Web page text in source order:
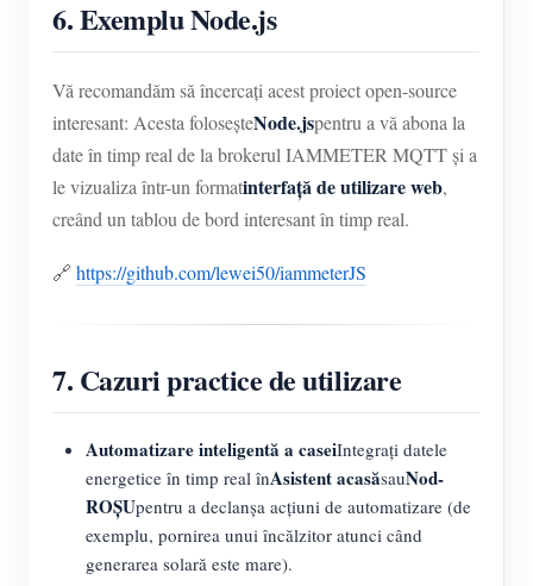
6. Exemplu Node.js
Vă recomandăm să încercați acest proiect open-source
interesant: Acesta foloseșteNode.jspentru a vă abona la
date în timp real de la brokerul IAMMETER MQTT și a
le vizualiza într-un formatinterfață de utilizare web,
creând un tablou de bord interesant în timp real.
🔗 https://github.com/lewei50/iammeterJS
7. Cazuri practice de utilizare
Automatizare inteligentă a caseiIntegrați datele
energetice în timp real înAsistent acasăsauNod-
ROȘUpentru a declanșa acțiuni de automatizare (de
exemplu, pornirea unui încălzitor atunci când
generarea solară este mare).